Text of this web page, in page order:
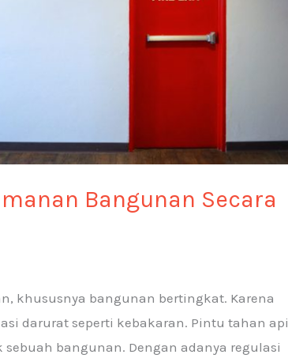
Bangunan Secara
khususnya bangunan bertingkat. Karena
darurat seperti kebakaran. Pintu tahan api
bangunan. Dengan adanya regulasi